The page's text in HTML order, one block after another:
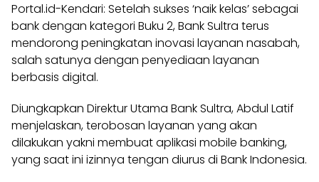
Portal.id-Kendari: Setelah sukses ‘naik kelas’ sebagai
bank dengan kategori Buku 2, Bank Sultra terus
mendorong peningkatan inovasi layanan nasabah,
salah satunya dengan penyediaan layanan
berbasis digital.
Diungkapkan Direktur Utama Bank Sultra, Abdul Latif
menjelaskan, terobosan layanan yang akan
dilakukan yakni membuat aplikasi mobile banking,
yang saat ini izinnya tengan diurus di Bank Indonesia.